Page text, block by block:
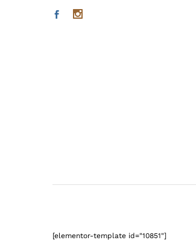
[elementor-template id="10851"]